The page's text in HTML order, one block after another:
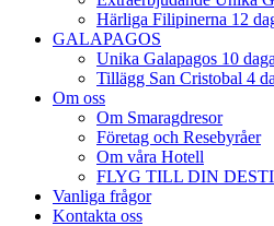
Härliga Filipinerna 12
GALAPAGOS
Unika Galapagos 10
Tillägg San Cristobal 4
Om oss
Om Smaragdresor
Företag och Resebyråer
Om våra Hotell
FLYG TILL DIN
Vanliga frågor
Kontakta oss